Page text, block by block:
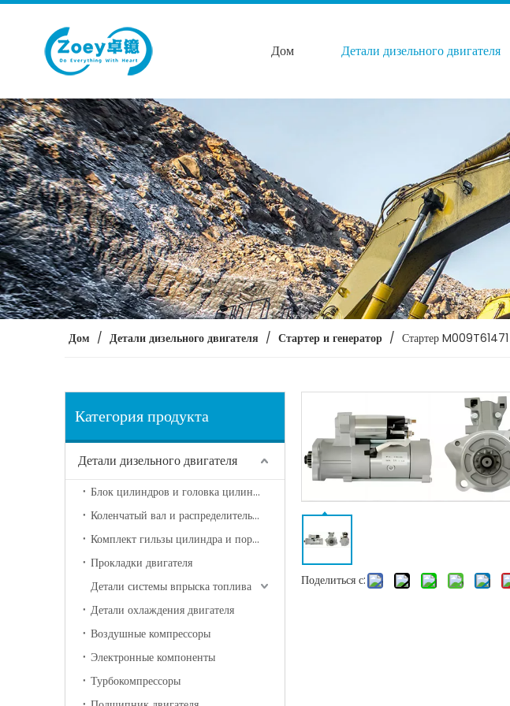
Дом Детали дизельного двигателя
Дом / Детали дизельного двигателя / Стартер и генератор / Стартер M009T61471
Категория продукта
Детали дизельного двигателя
Блок цилиндров и головка цилиндра
Коленчатый вал и распределительный вал
Комплект гильзы цилиндра и поршня
Прокладки двигателя
Детали системы впрыска топлива
Детали охлаждения двигателя
Воздушные компрессоры
Электронные компоненты
Турбокомпрессоры
Поделиться с: